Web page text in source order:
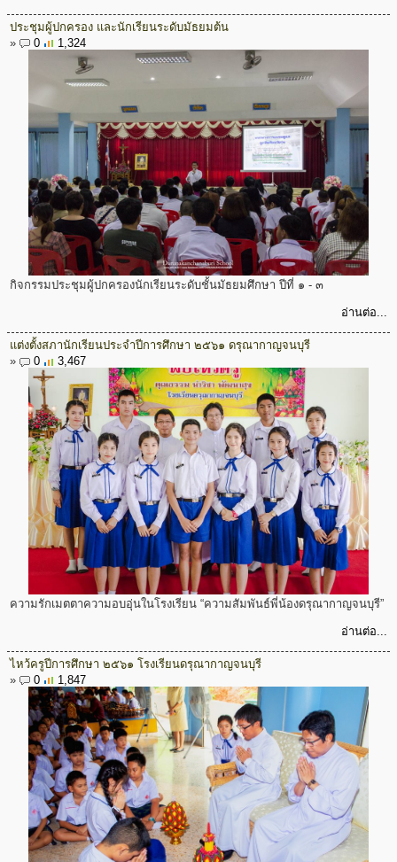
ประชุมผู้ปกครอง และนักเรียนระดับมัธยมต้น
»
0 1,324
กิจกรรมประชุมผู้ปกครองนักเรียนระดับชั้นมัธยมศึกษา ปีที่ ๑ - ๓
อ่านต่อ...
แต่งตั้งสภานักเรียนประจำปีการศึกษา ๒๕๖๑ ดรุณากาญจนบุรี
»
0 3,467
ความรักเมตตาความอบอุ่นในโรงเรียน “ความสัมพันธ์พี่น้องดรุณากาญจนบุรี”
อ่านต่อ...
ไหว้ครูปีการศึกษา ๒๕๖๑ โรงเรียนดรุณากาญจนบุรี
»
0 1,847